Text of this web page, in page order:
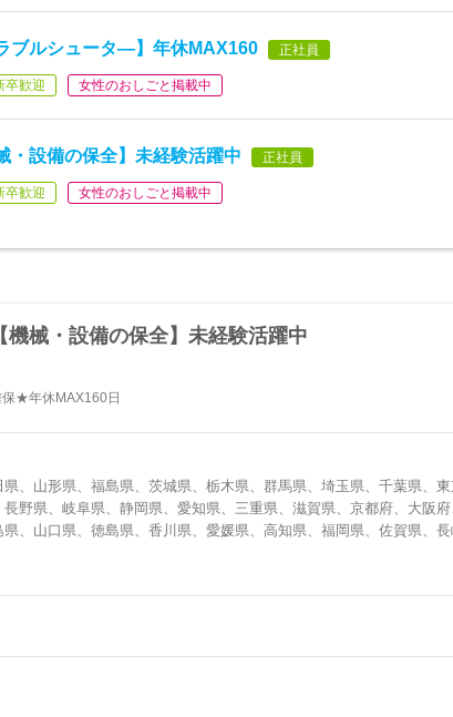
ブルシュータ―】年休MAX160 正社員
卒歓迎 女性のおしごと掲載中
・設備の保全】未経験活躍中 正社員
卒歓迎 女性のおしごと掲載中
械・設備の保全】未経験活躍中
★年休MAX160日
、山形県、福島県、茨城県、栃木県、群馬県、埼玉県、千葉県、
野県、岐阜県、静岡県、愛知県、三重県、滋賀県、京都府、大阪
、山口県、徳島県、香川県、愛媛県、高知県、福岡県、佐賀県、